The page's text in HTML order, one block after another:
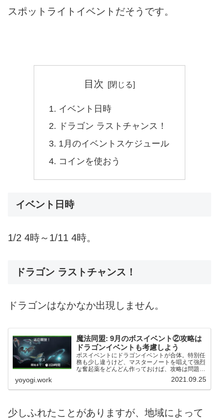
スポットライトイベントだそうです。
目次
イベント日時
ドラゴン ラストチャンス！
1月のイベントスケジュール
コインを使おう
イベント日時
1/2 4時～1/11 4時。
ドラゴン ラストチャンス！
ドラゴンはなかなか出現しません。
魔法同盟: 9月のボスイベント②攻略は
ドラゴンイベントも考慮しよう
ボスイベントにドラゴンイベントが合体。特別任
務も少し違うけど、マスターノートを唱えて強烈
な奮起薬をどんどん作っておけば、攻略は問題な
さそう。登録簿のプレスティージを進める絶好の
yoyogi.work 2021.09.25
少しふれたことがありますが、地域によって